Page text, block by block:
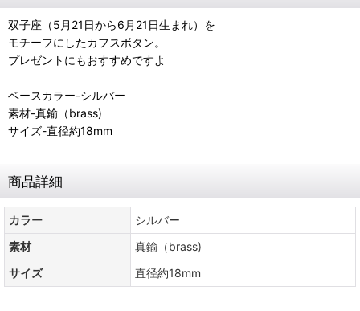
双子座（5月21日から6月21日生まれ）を
モチーフにしたカフスボタン。
プレゼントにもおすすめですよ
ベースカラー-シルバー
素材-真鍮（brass)
サイズ-直径約18mm
商品詳細
カラー
シルバー
素材
真鍮（brass)
サイズ
直径約18mm